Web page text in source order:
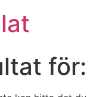
för: